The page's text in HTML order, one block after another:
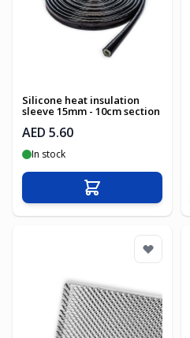
Silicone heat insulation
sleeve 15mm - 10cm section
AED 5.60
In stock
Add to Cart